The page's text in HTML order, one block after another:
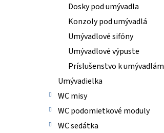
Dosky pod umývadla
Konzoly pod umývadlá
Umývadlové sifóny
Umývadlové výpuste
Príslušenstvo k umývadlám
Umývadielka
WC misy
WC podomietkové moduly
WC sedátka